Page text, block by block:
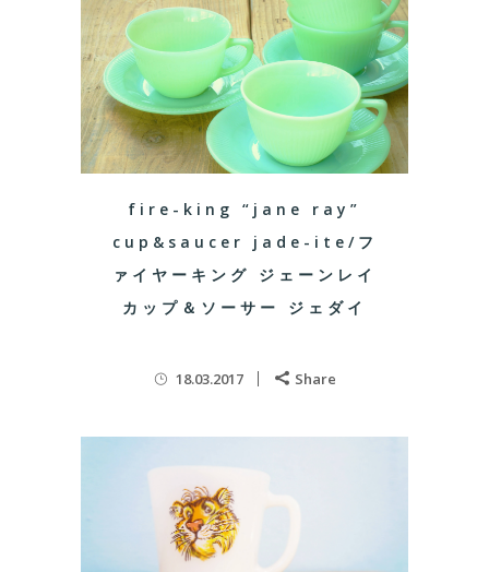
fire-king “jane ray”
cup&saucer jade-ite/フ
ァイヤーキング ジェーンレイ
カップ＆ソーサー ジェダイ
18.03.2017 Share